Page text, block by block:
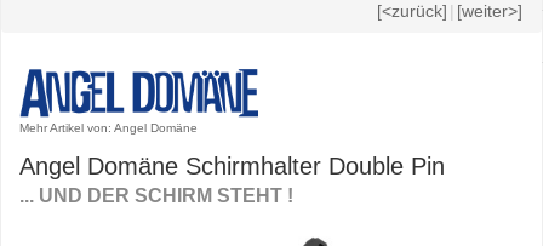
[<zurück] | [weiter>]
Mehr Artikel von: Angel Domäne
Angel Domäne Schirmhalter Double Pin
... UND DER SCHIRM STEHT !